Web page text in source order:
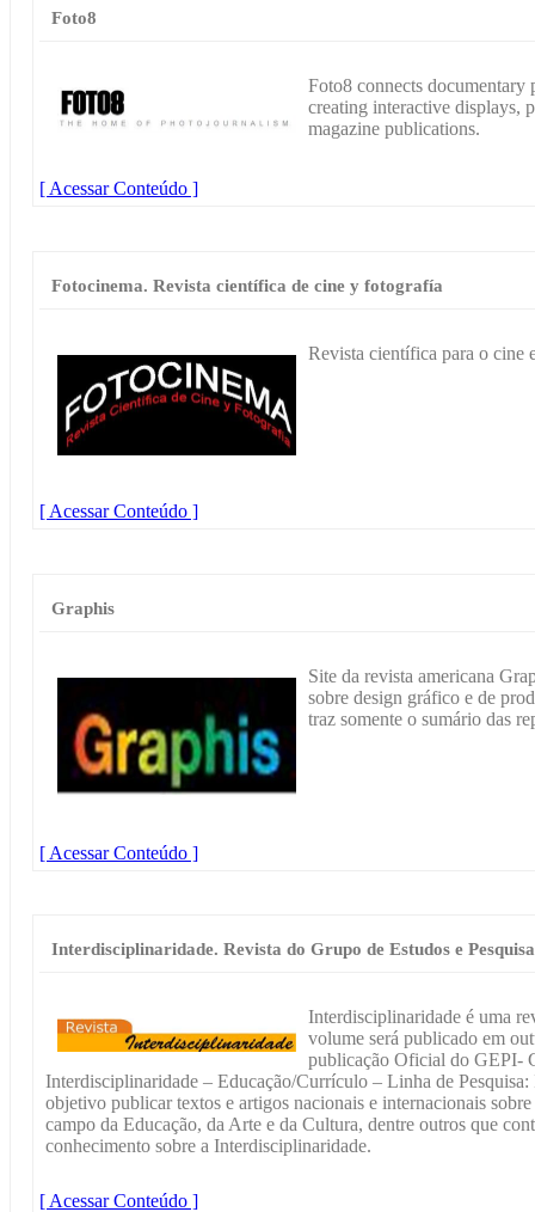
Foto8
Foto8 connects documentary
creating interactive displays,
magazine publications.
[ Acessar Conteúdo ]
Fotocinema. Revista científica de cine y fotografía
Revista científica para o cine
[ Acessar Conteúdo ]
Graphis
Site da revista americana
sobre design gráfico e de
traz somente o sumário das
[ Acessar Conteúdo ]
Interdisciplinaridade. Revista do Grupo de Estudos e
Interdisciplinaridade é uma
volume será publicado em
publicação Oficial do GEPI-
Interdisciplinaridade – Educação/Currículo – Linha de
objetivo publicar textos e artigos nacionais e internacionais
campo da Educação, da Arte e da Cultura, dentre outros que
conhecimento sobre a Interdisciplinaridade.
[ Acessar Conteúdo ]